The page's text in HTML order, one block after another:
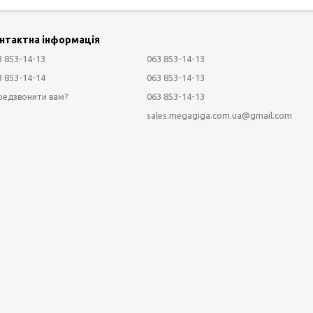
інформація
853-14-13
853-14-14
вам?
063 853-14-13
063 853-14-13
063 853-14-13
sales.megagiga.com.ua@gmail.com